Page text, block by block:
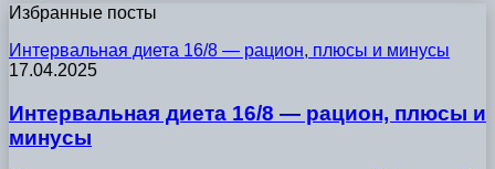
Избранные посты
Интервальная диета 16/8 — рацион, плюсы и минусы
17.04.2025
Интервальная диета 16/8 — рацион, плюсы и
минусы